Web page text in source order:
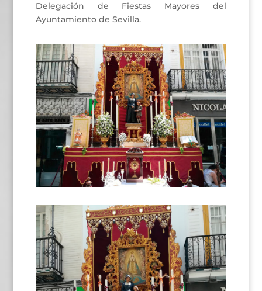
Delegación de Fiestas Mayores del
Ayuntamiento de Sevilla.